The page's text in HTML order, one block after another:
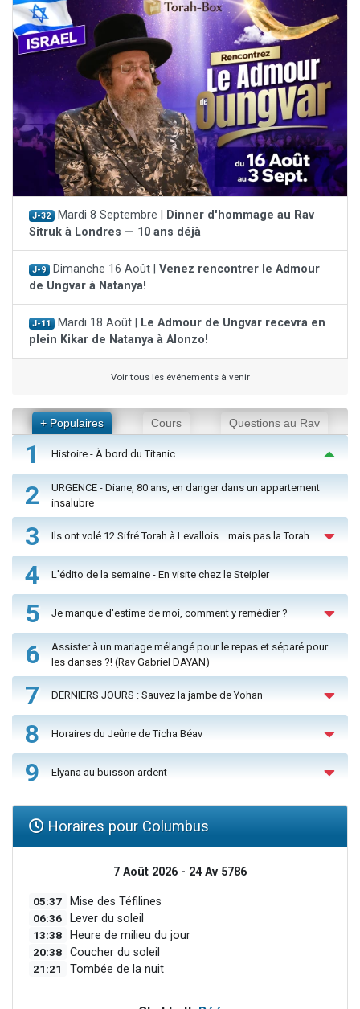
J-32 Mardi 8 Septembre |
Dinner d'hommage au Rav
Sitruk à Londres — 10 ans déjà
J-9 Dimanche 16 Août | Venez rencontrer le Admour
de Ungvar à Natanya!
J-11 Mardi 18 Août |
Le Admour de Ungvar recevra en
plein Kikar de Natanya à Alonzo!
Voir tous les événements à venir
+ Populaires Cours Questions au Rav
1 Histoire - À bord du Titanic
2
URGENCE - Diane, 80 ans, en danger dans un appartement
insalubre
3 Ils ont volé 12 Sifré Torah à Levallois… mais pas la Torah
4 L'édito de la semaine - En visite chez le Steipler
5 Je manque d'estime de moi, comment y remédier ?
6
Assister à un mariage mélangé pour le repas et séparé pour
les danses ?! (Rav Gabriel DAYAN)
7 DERNIERS JOURS : Sauvez la jambe de Yohan
8 Horaires du Jeûne de Ticha Béav
9 Elyana au buisson ardent
Horaires pour Columbus
7 Août 2026 - 24 Av 5786
05:37 Mise des Téfilines
06:36 Lever du soleil
13:38 Heure de milieu du jour
20:38 Coucher du soleil
21:21 Tombée de la nuit